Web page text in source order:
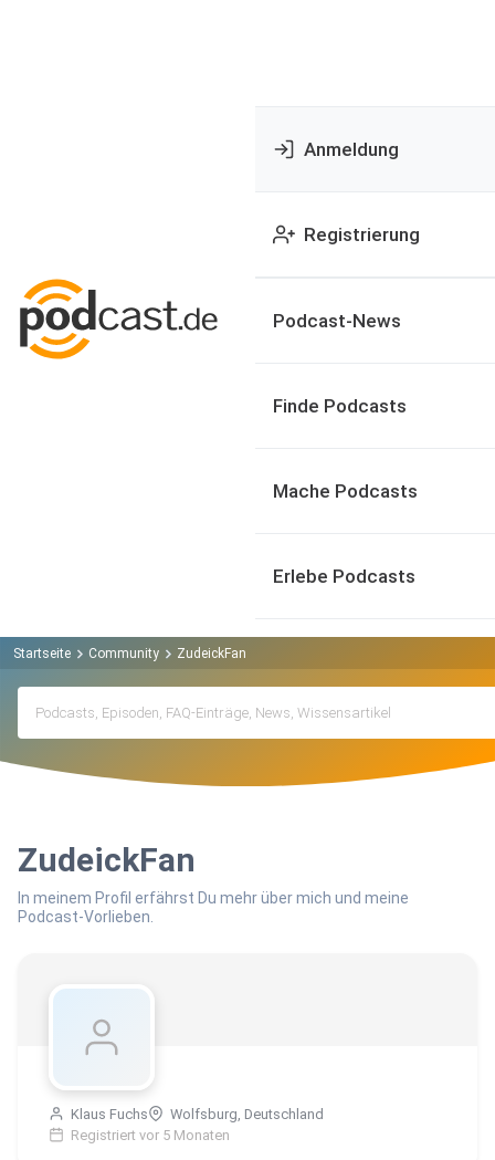
Anmeldung
Registrierung
Podcast-News
Finde Podcasts
Mache Podcasts
Erlebe Podcasts
Startseite Community ZudeickFan
ZudeickFan
In meinem Profil erfährst Du mehr über mich und meine
Podcast-Vorlieben.
Klaus Fuchs
Wolfsburg, Deutschland
Registriert vor 5 Monaten